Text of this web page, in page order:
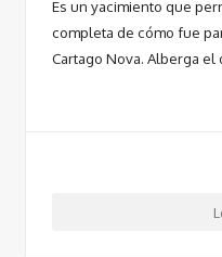
Es un yacimiento que
completa de cómo fue
Cartago Nova. Alberga